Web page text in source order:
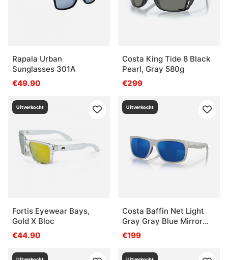
Rapala Urban
Sunglasses 301A
€49.90
Costa King Tide 8 Black
Pearl, Gray 580g
€299
Uitverkocht
Fortis Eyewear Bays,
Gold X Bloc
€44.90
Uitverkocht
Costa Baffin Net Light
Gray Gray Blue Mirror
580G
€199